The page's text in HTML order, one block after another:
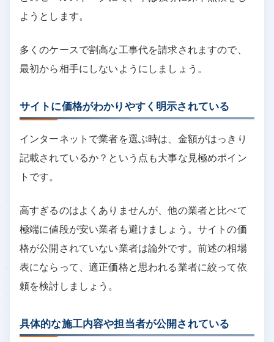
ようとします。
多くのケースで割高な工事代を請求されますので、
最初から相手にしないようにしましょう。
サイトに価格がわかりやすく明示されている
インターネットで業者を選ぶ時は、金額がはっきり
記載されているか？という点も大事な見極めポイン
トです。
高すぎるのはよくありませんが、他の業者と比べて
極端に値段が安い業者も避けましょう。サイトの価
格が公開されていない業者は論外です。前述の相場
表にならって、適正価格と思われる業者に絞って依
頼を検討しましょう。
具体的な施工内容や担当者が公開されている